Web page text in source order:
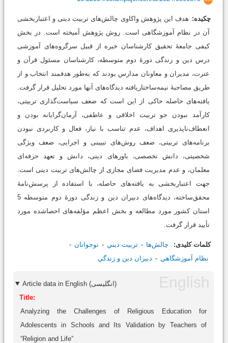
چکیده: هدف این پژوهش واکاوی چالش‌های تربیت دینی و اعتباربخشی
آن در نظام آموزشگاهی است. روش پژوهش آمیخته است. در بخش
کیفی جامعۀ تحقیق کارشناسان خبره از قبیل سرگروه‌های آموزشی
درس دین و زندگی دورۀ دوم متوسطه، کارشناسان مسئول قرآن و
عترت، مدیران و معاونان مدارس بودند که به‌طور هدفمند انتخاب و از
طریق مصاحبۀ نیمه‌ساختاریافته دیدگاه‌های آنها مورد تحلیل قرار گرفت.
یافته‌های حاصله حاکی از این است که ضعف سیاست‌گذاری تربیتی،
کارآمد نبودن جو تربیت اخلاقی و عاطفی، آرمان‌گرایانه بودن و
انعطاف‌ناپذیری اهداف، عدم تناسب با نیاز، فعال و کاربردی نبودن
برنامه‌های تربیتی، ضعف روش‌های تبیینی و اجرایی، ضعف ویژگی
شخصیتی، دانش تخصصی، باورهای دینی، دانش و تعهد حرفه‌ای
معلمان، و عدم مدیریت فضای مجازی از چالش‌های تربیت دینی است.
جهت اعتباربخشی به یافته‌های حاصله، با استفاده از پرسش‌نامۀ
محقق‌ساخته، دیدگاه‌های دبیران دین و زندگی دورۀ دوم متوسطه 5
استان کشور مورد مطالعه و بخش اعظم مؤلفه‌های احصاشده مورد
تأیید قرار گرفت.
کلمات کلیدی: چالش‌ها تربيت ديني
نوجوانان
نظام آموزشگاهي
دبيران دين و زندگي
Article data in English (انگلیسی)
Title:
Analyzing the Challenges of Religious Education for
Adolescents in Schools and Its Validation by Teachers of
“Religion and Life”